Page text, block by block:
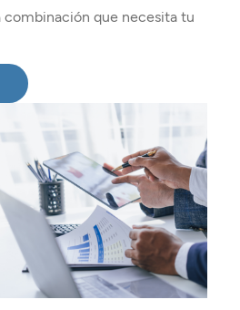
combinación que necesita tu